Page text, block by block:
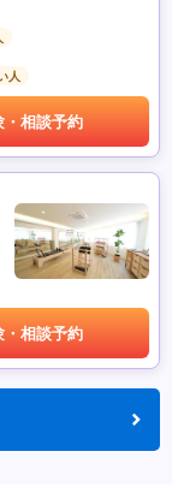
人
・相談予約
・相談予約